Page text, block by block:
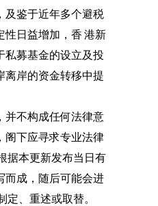
及鉴于近年多个避税
性日益增加，香 港新
私募基金的设立及投
离岸的资金转移中提
并不构成任何法律意
阁下应寻求专业法律
据本更新发布当日有
而成，随后可能会进
定、重述或取替。